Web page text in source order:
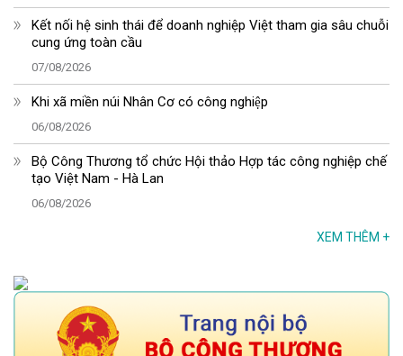
Kết nối hệ sinh thái để doanh nghiệp Việt tham gia sâu chuỗi
cung ứng toàn cầu
07/08/2026
Khi xã miền núi Nhân Cơ có công nghiệp
06/08/2026
Bộ Công Thương tổ chức Hội thảo Hợp tác công nghiệp chế
tạo Việt Nam - Hà Lan
06/08/2026
XEM THÊM +